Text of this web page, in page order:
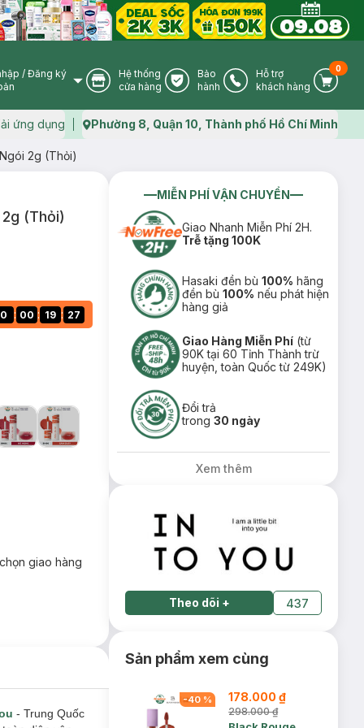
User Icon
/ Đăng ký
Store Icon
Hệ thống
cửa hàng
Warranty Icon
Bảo
hành
Phone Icon
Hỗ trợ
khách hàng
Cart
0
ứng dụng Map icon
Phường 8, Quận 10, Thành phố Hồ Chí Minh
2g (Thỏi)
(Thỏi)
0 : 00 : 19 : 26
giao hàng
- Trung Quốc
MIỄN PHÍ VẬN CHUYỂN
Giao Nhanh Miễn Phí 2H.
Trễ tặng 100K
Hasaki đền bù100% hãng
đền bù100% nếu phát hiện
hàng giả
Giao Hàng Miễn Phí (từ
90K tại 60 Tỉnh Thành trừ
huyện, toàn Quốc từ 249K)
Đổi trả
trong30 ngày
Xem thêm
Theo dõi + 437
Sản phẩm xem cùng
-40 % 178.000 ₫
298.000 ₫